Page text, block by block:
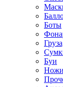
Боты
Буи